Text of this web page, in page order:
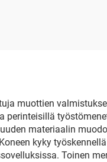
muottien
materiaalin
kyky
Toinen